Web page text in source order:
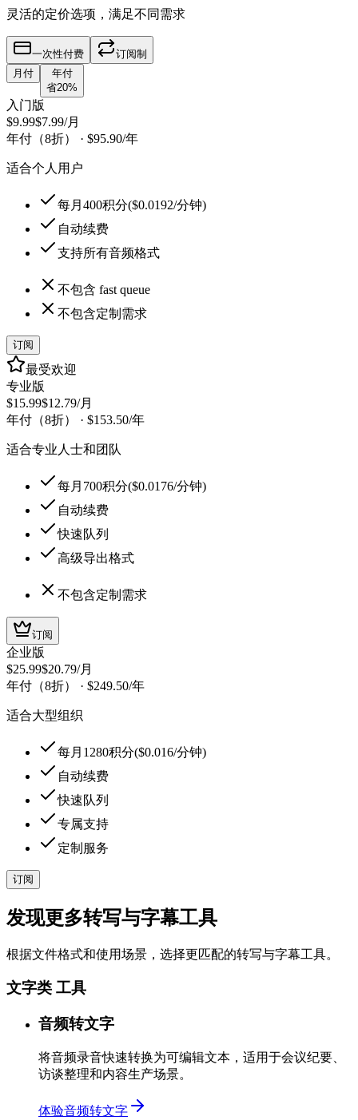
灵活的定价选项，满足不同需求
一次性付费
订阅制
月付
年付
省20%
入门版
$9.99$7.99/月
年付（8折）
· $95.90/年
适合个人用户
每月400积分($0.0192/分钟)
自动续费
支持所有音频格式
不包含 fast queue
不包含定制需求
订阅
最受欢迎
专业版
$15.99$12.79/月
年付（8折）
· $153.50/年
适合专业人士和团队
每月700积分($0.0176/分钟)
自动续费
快速队列
高级导出格式
不包含定制需求
订阅
企业版
$25.99$20.79/月
年付（8折）
· $249.50/年
适合大型组织
每月1280积分($0.016/分钟)
自动续费
快速队列
专属支持
定制服务
订阅
发现更多转写与字幕工具
根据文件格式和使用场景，选择更匹配的转写与字幕工具。
文字类 工具
音频转文字
将音频录音快速转换为可编辑文本，适用于会议纪要、
访谈整理和内容生产场景。
体验音频转文字